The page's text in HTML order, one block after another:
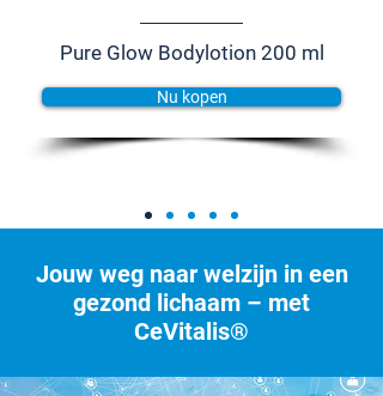
Pure Glow Bodylotion 200 ml
Nu kopen
Jouw weg naar welzijn in een
gezond lichaam – met
CeVitalis®